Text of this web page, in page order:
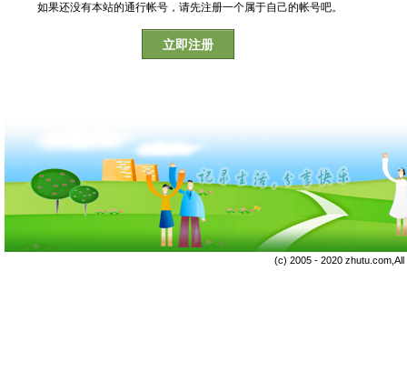
如果还没有本站的通行帐号，请先注册一个属于自己的帐号吧。
立即注册
(c) 2005 - 2020